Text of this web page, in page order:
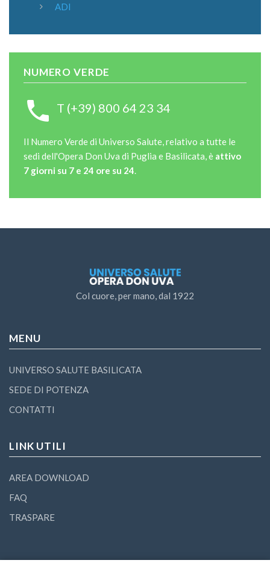
ADI
NUMERO VERDE
T (+39) 800 64 23 34
Il Numero Verde di Universo Salute, relativo a tutte le
sedi dell'Opera Don Uva di Puglia e Basilicata, è attivo
7 giorni su 7 e 24 ore su 24.
Col cuore, per mano, dal 1922
MENU
UNIVERSO SALUTE BASILICATA
SEDE DI POTENZA
CONTATTI
LINK UTILI
AREA DOWNLOAD
FAQ
TRASPARE